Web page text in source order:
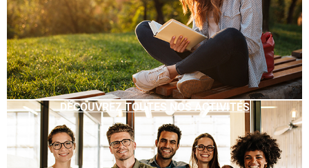
DÉCOUVREZ TOUTES NOS ACTIVITÉS